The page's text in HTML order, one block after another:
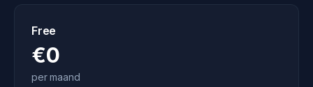
Free
€0
per maand